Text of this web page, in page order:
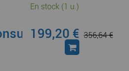
En stock (1 u.)
199,20 € 356,64 €